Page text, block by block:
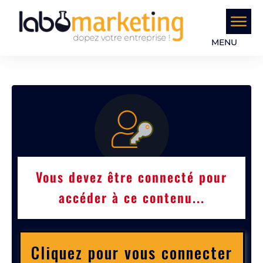
MENU
Vous devez être connecté pour
accéder à ce contenu...
Cliquez pour vous connecter